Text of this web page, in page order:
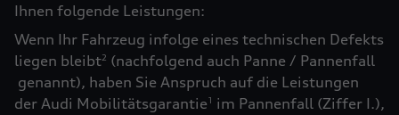
Ihnen folgende Leistungen:
Wenn Ihr Fahrzeug infolge eines technischen Defekts
liegen bleibt2 (nachfolgend auch Panne / Pannenfall
genannt), haben Sie Anspruch auf die Leistungen
der Audi Mobilitätsgarantie1
im Pannenfall (Ziffer I.),